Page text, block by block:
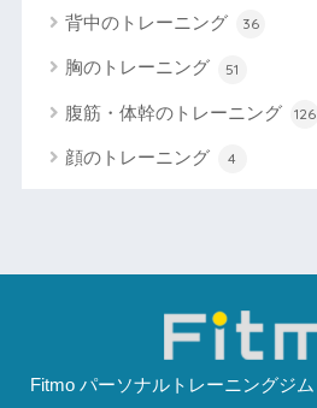
背中のトレーニング 36
胸のトレーニング 51
腹筋・体幹のトレーニング 126
顔のトレーニング 4
Fitmo パーソナルトレーニングジム